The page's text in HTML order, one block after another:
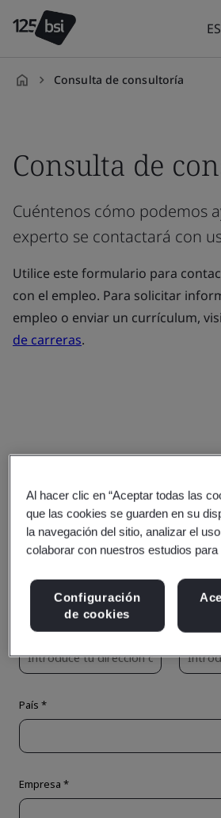
Consulta de consultoría
Consulta de
Cuéntenos cómo podemos
experto se contactará con
Utilice este formulario para
con el empleo. Para solicitar
empleo o enviar un currículum,
de carreras.
Al hacer clic en “Aceptar todas las
que las cookies se guarden en su
la navegación del sitio, analizar el
colaborar con nuestros estudios para
Configuración
de cookies